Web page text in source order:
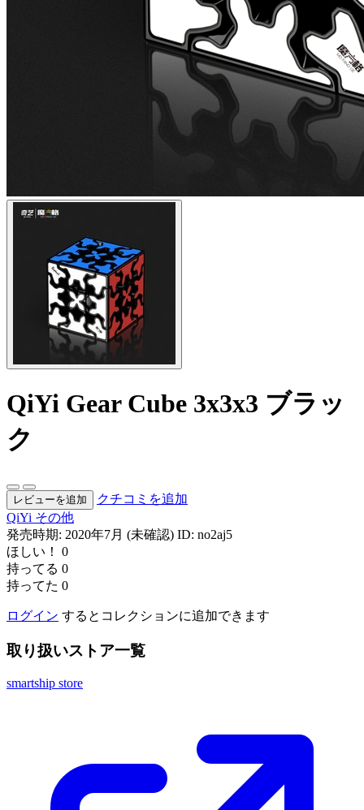
QiYi Gear Cube 3x3x3 ブラッ
ク
レビューを追加
クチコミを追加
QiYi その他
発売時期: 2020年7月 (未確認) ID: no2aj5
ほしい！
0
持ってる 0
持ってた 0
ログイン するとコレクションに追加できます
取り扱いストア一覧
smartship store